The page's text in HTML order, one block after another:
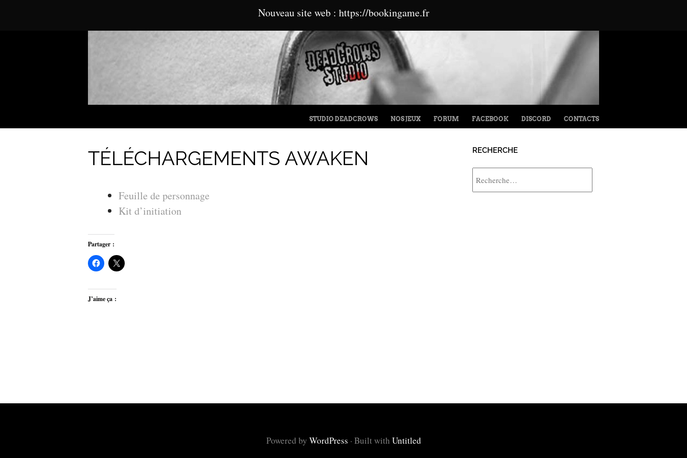
MENU
ALLER AU CONTENU
STUDIO DEADCROWS NOS JEUX FORUM FACEBOOK DISCORD CONTACTS
TÉLÉCHARGEMENTS AWAKEN
Feuille de personnage
Kit d’initiation
Partager :
J’aime ça :
RECHERCHE
Powered by WordPress · Built with Untitled
Nouveau site web : https://bookingame.fr